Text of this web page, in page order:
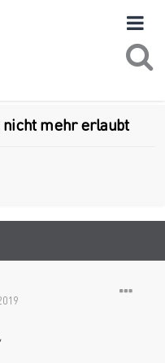
mehr erlaubt